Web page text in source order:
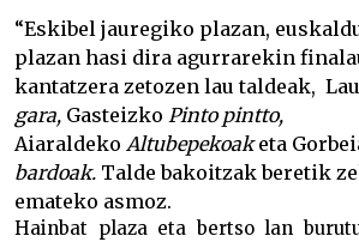
“Eskibel jauregiko plazan,
plazan hasi dira agurrarekin
kantatzera zetozen lau taldeak,
gara, Gasteizko Pinto pintto,
Aiaraldeko Altubepekoaketa
bardoak. Talde bakoitzak beretik
emateko asmoz.
Hainbat plaza eta bertso lan